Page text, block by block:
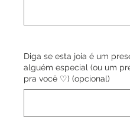
Diga se esta joia é um
alguém especial (ou um
pra você ♡) (opcional)